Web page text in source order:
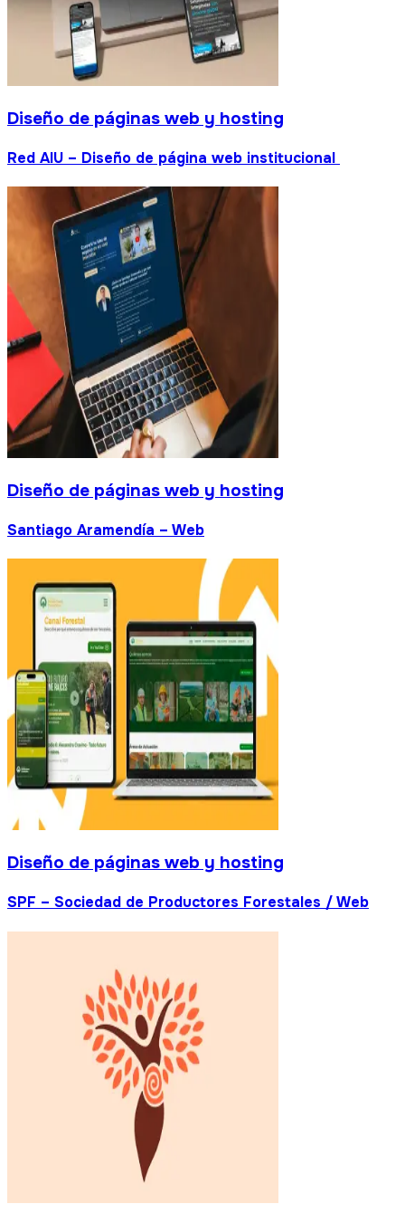
Diseño de páginas web y hosting
Red AIU – Diseño de página web institucional
Diseño de páginas web y hosting
Santiago Aramendía – Web
Diseño de páginas web y hosting
SPF – Sociedad de Productores Forestales / Web